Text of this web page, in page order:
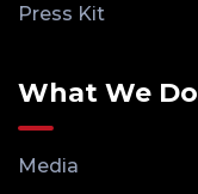
Press Kit
What We Do
Media